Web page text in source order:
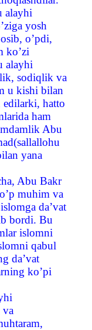
alayhi
yosh
o’pdi,
ko’zi
alayhi
sodiqlik va
u kishi bilan
edilarki, hatto
ham
Abu
yana
Abu Bakr
muhim va
da’vat
bordi. Bu
islomni
qabul
da’vat
ko’pi
va